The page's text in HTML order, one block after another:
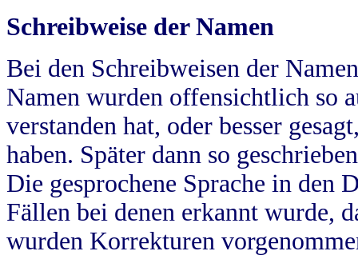
Schreibweise der Namen
Bei den Schreibweisen der
Namen wurden offensichtlich so
verstanden hat, oder besser
haben. Später dann so
Die gesprochene Sprache in
Fällen bei denen erkannt wurde,
wurden Korrekturen